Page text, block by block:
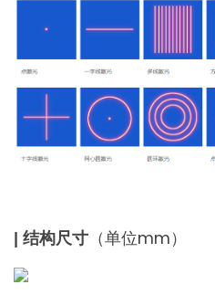
| 结构尺寸 （单位mm）